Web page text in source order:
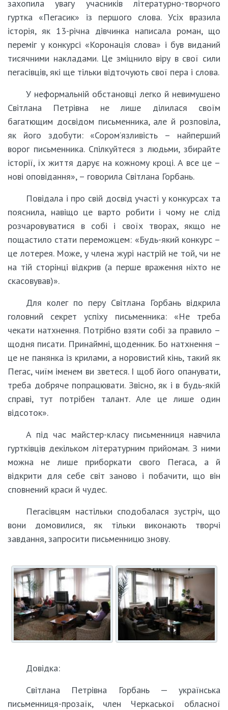
захопила увагу учасників літературно-творчого
гуртка «Пегасик» із першого слова. Усіх вразила
історія, як 13-річна дівчинка написала роман, що
переміг у конкурсі «Коронація слова» і був виданий
тисячними накладами. Це зміцнило віру в свої сили
пегасівців, які ще тільки відточують свої пера і слова.
У неформальній обстановці легко й невимушено
Світлана Петрівна не лише ділилася своїм
багатющим досвідом письменника, але й розповіла,
як його здобути: «Сором’язливість – найперший
ворог письменника. Спілкуйтеся з людьми, збирайте
історії, їх життя дарує на кожному кроці. А все це –
нові оповідання», – говорила Світлана Горбань.
Повідала і про свій досвід участі у конкурсах та
пояснила, навіщо це варто робити і чому не слід
розчаровуватися в собі і своїх творах, якщо не
пощастило стати переможцем: «Будь-який конкурс –
це лотерея. Може, у члена журі настрій не той, чи не
на тій сторінці відкрив (а перше враження ніхто не
скасовував)».
Для колег по перу Світлана Горбань відкрила
головний секрет успіху письменника: «Не треба
чекати натхнення. Потрібно взяти собі за правило –
щодня писати. Принаймні, щоденник. Бо натхнення –
це не панянка із крилами, а норовистий кінь, такий як
Пегас, чиїм іменем ви зветеся. І щоб його опанувати,
треба добряче попрацювати. Звісно, як і в будь-якій
справі, тут потрібен талант. Але це лише один
відсоток».
А під час майстер-класу письменниця навчила
гуртківців декільком літературним прийомам. З ними
можна не лише приборкати свого Пегаса, а й
відкрити для себе світ заново і побачити, що він
сповнений краси й чудес.
Пегасівцям настільки сподобалася зустріч, що
вони домовилися, як тільки виконають творчі
завдання, запросити письменницю знову.
Довідка:
Світлана Петрівна Горбань — українська
письменниця-прозаїк, член Черкаської обласної